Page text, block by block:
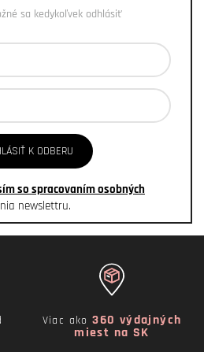
sa kedykoľvek odhlásiť
K ODBERU
so spracovaním osobných
newslettru.
Viac ako360 výdajných
miest na SK